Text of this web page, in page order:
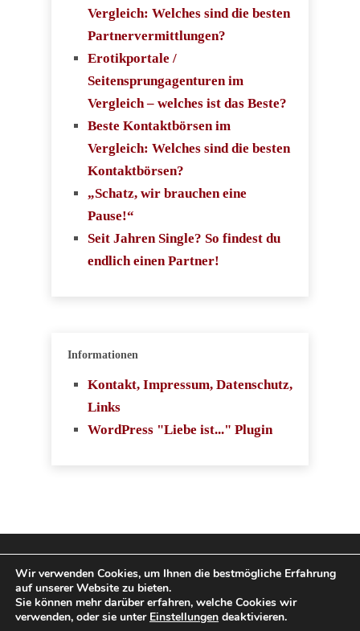
Vergleich: Welches sind die besten
Partnervermittlungen?
Erotikportale /
Seitensprungagenturen im
Vergleich – welches ist das Beste?
Beste Kontaktbörsen im
Vergleich: Welches sind die besten
Kontaktbörsen?
„Schatz, wir brauchen eine
Pause!“
Seit Jahren Single? So findest du
endlich einen Partner!
Informationen
Kontakt, Impressum, Datenschutz,
Links
WordPress "Liebe ist..." Plugin
Copyright 2009-2026
SingleboerseVergleich.com. Alle Rechte
vorbehalten.
Wir verwenden Cookies, um Ihnen die bestmögliche Erfahrung
auf unserer Website zu bieten.
Sie können mehr darüber erfahren, welche Cookies wir
verwenden, oder sie unter Einstellungen deaktivieren.